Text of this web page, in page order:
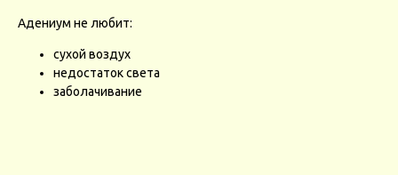
Адениум не любит:
сухой воздух
недостаток света
заболачивание